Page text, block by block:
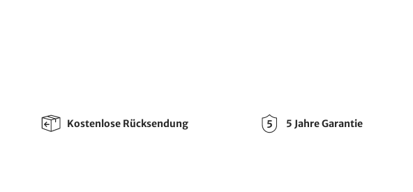
Kostenlose Rücksendung 5 Jahre Garantie